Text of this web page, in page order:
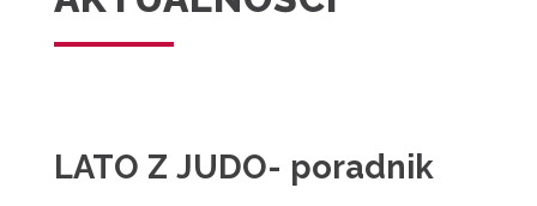
LATO Z JUDO- poradnik